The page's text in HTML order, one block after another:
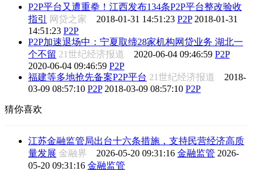
P2P平台又遭重拳！江西发布134条P2P平台整改验收
指引
网贷之家 2018-01-31 14:51:23 P2P 2018-01-31
14:51:23 P2P
P2P加速退场中：宁夏取缔28家机构网贷业务 湖北一
个不留 21世纪经济报道 2020-06-04 09:46:59 P2P
2020-06-04 09:46:59 P2P
福建等多地抢先备案P2P平台 21世纪经济报道 2018-
03-09 08:57:10 P2P 2018-03-09 08:57:10 P2P
猜你喜欢
江苏金融监管局出台十六条措施，支持民营经济高质
量发展 金融界 2026-05-20 09:31:16 金融监管 2026-
05-20 09:31:16 金融监管